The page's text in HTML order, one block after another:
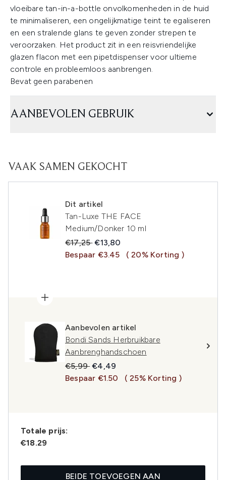
vloeibare tan-in-a-bottle onvolkomenheden in de huid
te minimaliseren, een ongelijkmatige teint te egaliseren
en een stralende glans te geven zonder strepen te
veroorzaken. Het product zit in een reisvriendelijke
glazen flacon met een pipetdispenser voor ultieme
controle en probleemloos aanbrengen.
Bevat geen parabenen
AANBEVOLEN GEBRUIK
VAAK SAMEN GEKOCHT
Dit artikel
Tan-Luxe THE FACE
Medium/Donker 10 ml
Recommended Retail Price:
€17,25Huidige prijs:
€13,80
Bespaar €3.45
( 20% Korting )
Aanbevolen artikel
Bondi Sands Herbruikbare
Aanbrenghandschoen
Recommended Retail Price:
€5,99Huidige prijs:
€4,49
Bespaar €1.50
( 25% Korting )
Totale prijs:
€18.29
BEIDE TOEVOEGEN AAN